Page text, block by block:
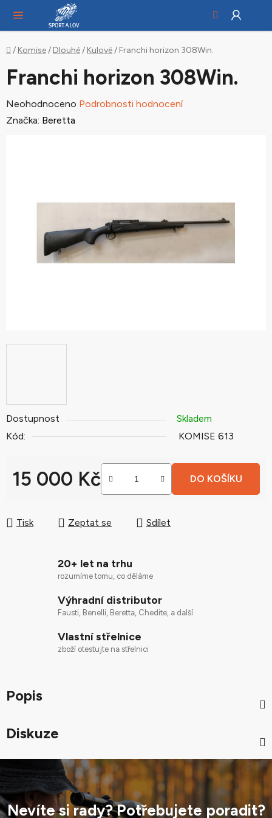
obsah
Domů
/ Komise/ Dlouhé/ Kulové/ Franchi horizon 308Win.
Dostupnost
Skladem
Kód:
KOMISE 613
15 000 Kč DO KOŠÍKU
Tisk Zeptat se Sdílet
Franchi horizon 308Win.
Průměrné
hodnocení
Neohodnoceno Podrobnosti hodnocení
Značka: Beretta
20+ let na trhu
rozumíme tomu, co děláme
Výhradní distributor
Fausti, Benelli, Beretta, Chedite, a další
Vlastní střelnice
zboží otestujte na střelnici
Popis
Diskuze
Nevíte si rady? Potřebujete poradit?